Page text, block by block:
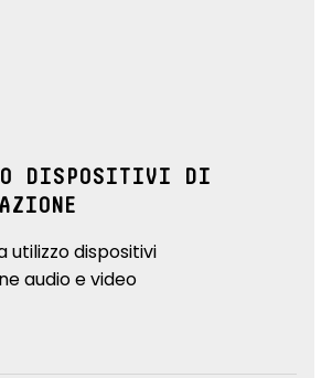
DISPOSITIVI DI
utilizzo dispositivi
audio e video